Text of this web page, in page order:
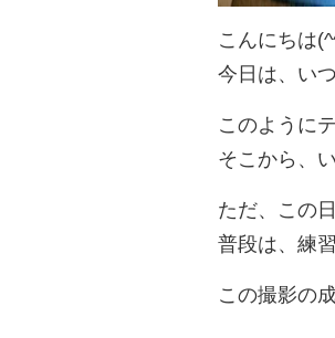
こんにちは
今日は、い
このように
そこから、
ただ、この
普段は、練
この撮影の